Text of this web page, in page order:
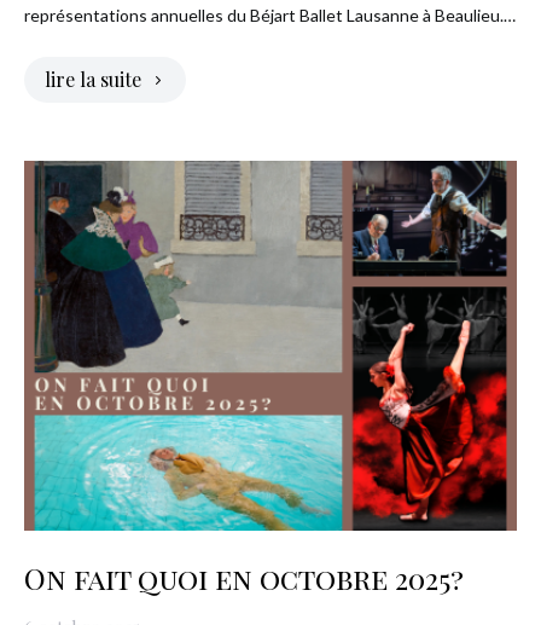
représentations annuelles du Béjart Ballet Lausanne à Beaulieu.…
lire la suite
On fait quoi en octobre 2025?